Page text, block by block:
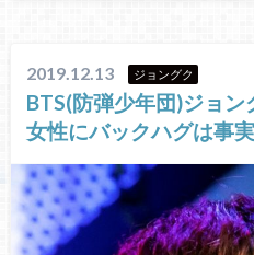
2019.12.13 ジョングク
BTS(防弾少年団)ジョ
女性にバックハグは事